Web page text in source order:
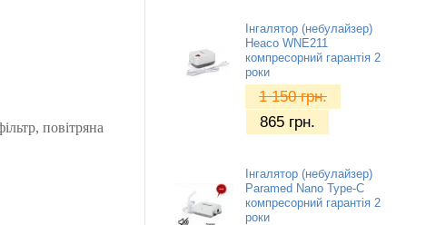
повітряна
Інгалятор (небулайзер)
Heaco WNE211
компресорний гарантія 2
роки
1 150грн.
865 грн.
Інгалятор (небулайзер)
Paramed Nano Type-C
компресорний гарантія 2
роки